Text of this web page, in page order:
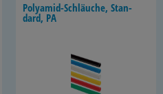
Polyamid-​Schläuche, Stan­
dard, PA